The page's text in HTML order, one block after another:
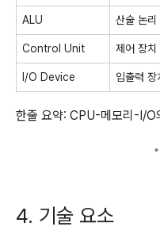
ALU 산술 논리
Control Unit 제어 장치
I/O Device 입출력 장
한줄 요약: CPU-메모리-I/O
4. 기술 요소